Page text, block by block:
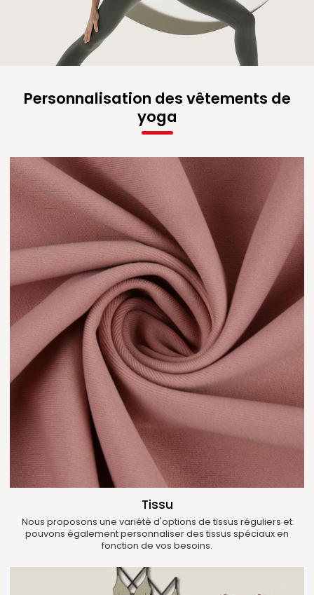
Personnalisation des vêtements de
yoga
Tissu
Nous proposons une variété d'options de tissus réguliers et
pouvons également personnaliser des tissus spéciaux en
fonction de vos besoins.